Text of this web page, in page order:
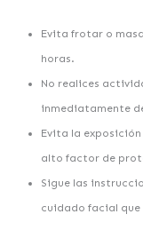
Evita frotar o
horas.
No realices
inmediatamente
Evita la
alto factor de
Sigue las
cuidado facial